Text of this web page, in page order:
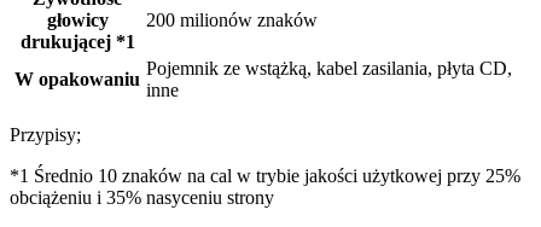
głowicy
drukującej *1
200 milionów znaków
W opakowaniu
Pojemnik ze wstążką, kabel zasilania, płyta CD,
inne
Przypisy;
*1 Średnio 10 znaków na cal w trybie jakości użytkowej przy 25%
obciążeniu i 35% nasyceniu strony